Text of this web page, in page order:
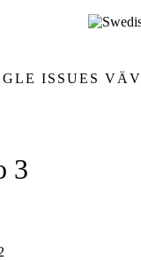
ISSUES VÄV
3